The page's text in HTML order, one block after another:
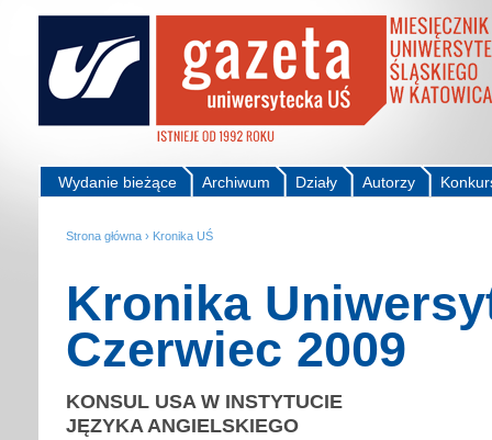
Autorzy
Działy
Archiwum
Wydanie bieżące
Strona główna › Kronika UŚ
Kronika
Czerwiec 2009
KONSUL USA W INSTYTUCIE
JĘZYKA ANGIELSKIEGO